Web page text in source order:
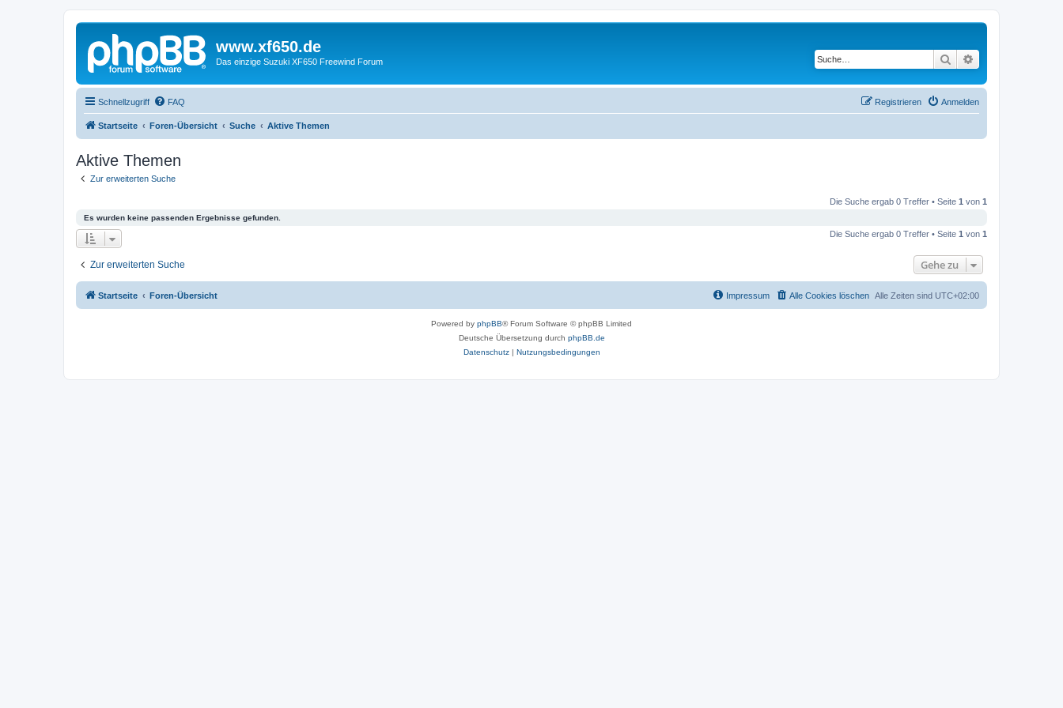
www.xf650.de
Das einzige Suzuki XF650 Freewind Forum Suche
Schnellzugriff FAQ Anmelden
Registrieren
Startseite Foren-Übersicht Suche Aktive Themen
Aktive Themen
Zur erweiterten Suche
Die Suche ergab 0 Treffer • Seite 1 von 1
Es wurden keine passenden Ergebnisse gefunden.
Die Suche ergab 0 Treffer • Seite 1 von 1
Zur erweiterten Suche Gehe zu
Startseite Foren-Übersicht Alle Zeiten sind UTC+02:00
Alle Cookies löschen
Impressum
Powered by phpBB® Forum Software © phpBB Limited
Deutsche Übersetzung durch phpBB.de
Datenschutz| Nutzungsbedingungen